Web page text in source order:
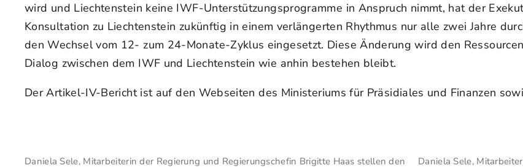
wird und Liechtenstein keine IWF-Unterstützungsprogramme in Anspruch nimmt, hat der
Konsultation zu Liechtenstein zukünftig in einem verlängerten Rhythmus nur alle zwei Jahre
den Wechsel vom 12- zum 24-Monate-Zyklus eingesetzt. Diese Änderung wird den
Dialog zwischen dem IWF und Liechtenstein wie anhin bestehen bleibt.
Der Artikel-IV-Bericht ist auf den Webseiten des Ministeriums für Präsidiales und Finanzen
Daniela Sele, Mitarbeiterin der Regierung und Regierungschefin Brigitte Haas stellen den
Daniela Sele,